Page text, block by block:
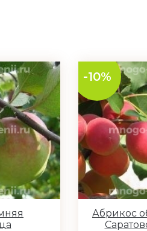
-10%
Абрикос